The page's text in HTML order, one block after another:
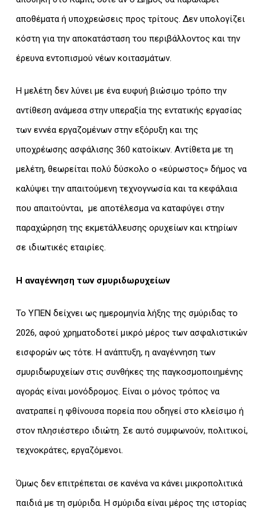
αποθέματα ή υποχρεώσεις προς τρίτους. Δεν υπολογίζει
κόστη για την αποκατάσταση του περιβάλλοντος και την
έρευνα εντοπισμού νέων κοιτασμάτων.
Η μελέτη δεν λύνει με ένα ευφυή βιώσιμο τρόπο την
αντίθεση ανάμεσα στην υπεραξία της εντατικής εργασίας
των εννέα εργαζομένων στην εξόρυξη και της
υποχρέωσης ασφάλισης 360 κατοίκων. Αντίθετα με τη
μελέτη, θεωρείται πολύ δύσκολο ο «εύρωστος» δήμος να
καλύψει την απαιτούμενη τεχνογνωσία και τα κεφάλαια
που απαιτούνται, με αποτέλεσμα να καταφύγει στην
παραχώρηση της εκμετάλλευσης ορυχείων και κτηρίων
σε ιδιωτικές εταιρίες.
Η αναγέννηση των σμυριδωρυχείων
Το ΥΠΕΝ δείχνει ως ημερομηνία λήξης της σμύριδας το
2026, αφού χρηματοδοτεί μικρό μέρος των ασφαλιστικών
εισφορών ως τότε. Η ανάπτυξη, η αναγέννηση των
σμυριδωρυχείων στις συνθήκες της παγκοσμοποιημένης
αγοράς είναι μονόδρομος. Είναι ο μόνος τρόπος να
ανατραπεί η φθίνουσα πορεία που οδηγεί στο κλείσιμο ή
στον πλησιέστερο ιδιώτη. Σε αυτό συμφωνούν, πολιτικοί,
τεχνοκράτες, εργαζόμενοι.
Όμως δεν επιτρέπεται σε κανένα να κάνει μικροπολιτικά
παιδιά με τη σμύριδα. Η σμύριδα είναι μέρος της ιστορίας